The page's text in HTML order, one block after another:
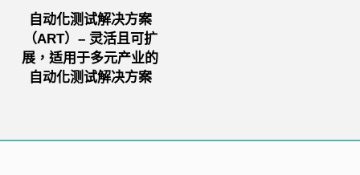
自动化测试解决方案
（ART）– 灵活且可扩
展，适用于多元产业的
自动化测试解决方案